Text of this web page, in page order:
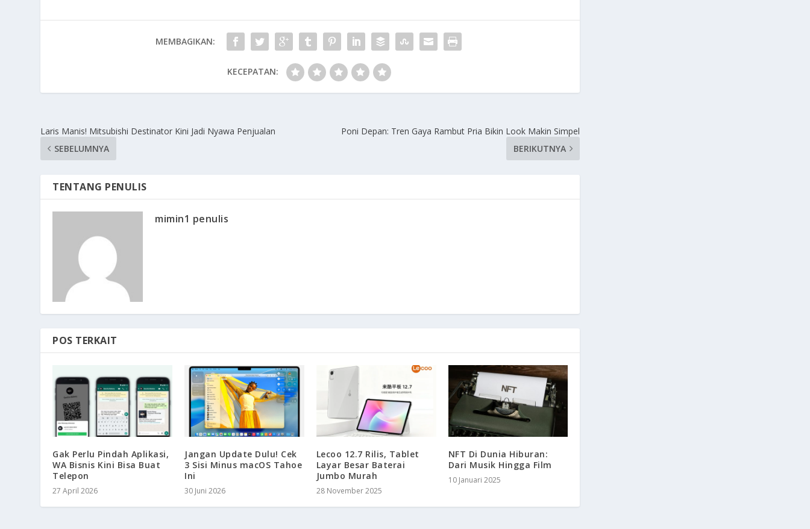
MEMBAGIKAN:
KECEPATAN:
Laris Manis! Mitsubishi Destinator Kini Jadi Nyawa Penjualan
SEBELUMNYA
Poni Depan: Tren Gaya Rambut Pria Bikin Look Makin Simpel
BERIKUTNYA
TENTANG PENULIS
mimin1 penulis
POS TERKAIT
Gak Perlu Pindah Aplikasi,
WA Bisnis Kini Bisa Buat
Telepon
27 April 2026
Jangan Update Dulu! Cek
3 Sisi Minus macOS Tahoe
Ini
30 Juni 2026
Lecoo 12.7 Rilis, Tablet
Layar Besar Baterai
Jumbo Murah
28 November 2025
NFT Di Dunia Hiburan:
Dari Musik Hingga Film
10 Januari 2025